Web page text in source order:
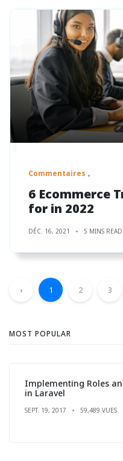
Commentaires
6 Ecommerce
for in 2022
DÉC. 16, 2021 5 MINS READ
‹ 1 2 3
MOST POPULAR
Implementing Roles
in Laravel
SEPT. 19, 2017 59,489 VUES